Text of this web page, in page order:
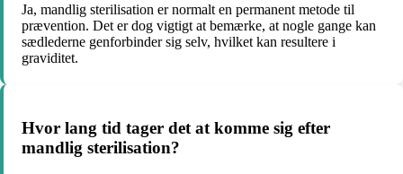
Ja, mandlig sterilisation er normalt en permanent metode til
prævention. Det er dog vigtigt at bemærke, at nogle gange kan
sædlederne genforbinder sig selv, hvilket kan resultere i
graviditet.
Hvor lang tid tager det at komme sig efter
mandlig sterilisation?